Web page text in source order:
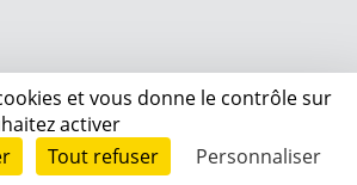
et vous donne le contrôle sur
activer
Tout refuser Personnaliser